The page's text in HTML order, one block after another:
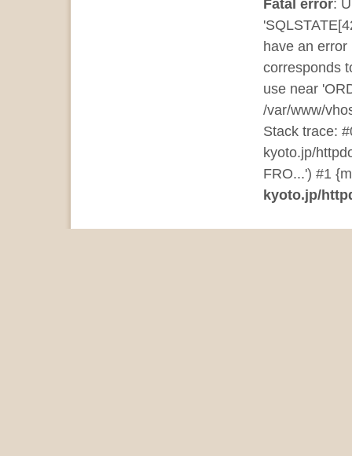
Fatal error:
have an
corresponds
use near
/var/www/
Stack trace:
kyoto.jp/
FRO...') #1
kyoto.jp/